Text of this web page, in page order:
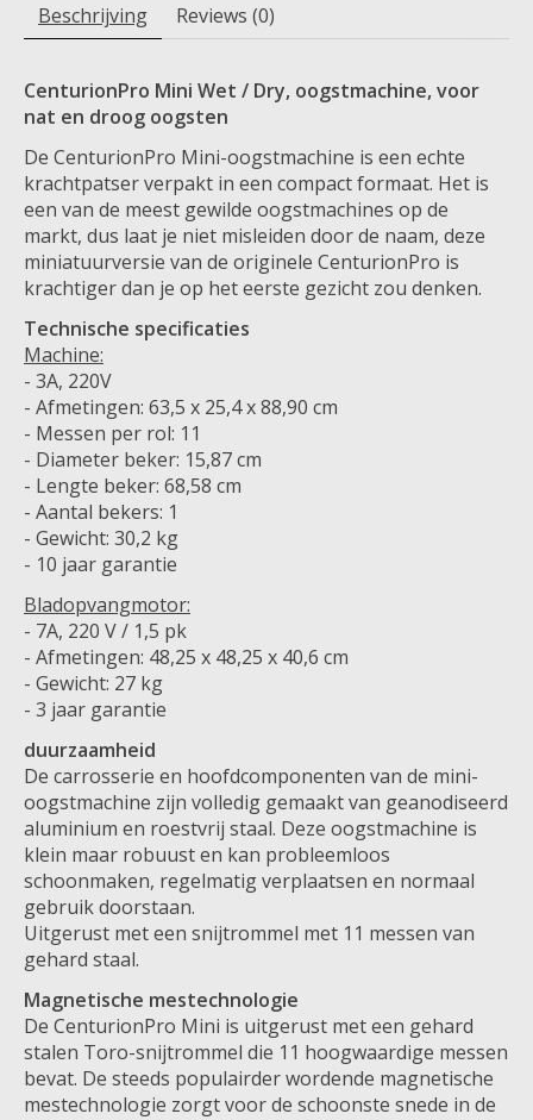
Beschrijving Reviews (0)
CenturionPro Mini Wet / Dry, oogstmachine, voor
nat en droog oogsten
De CenturionPro Mini-oogstmachine is een echte
krachtpatser verpakt in een compact formaat. Het is
een van de meest gewilde oogstmachines op de
markt, dus laat je niet misleiden door de naam, deze
miniatuurversie van de originele CenturionPro is
krachtiger dan je op het eerste gezicht zou denken.
Technische specificaties
Machine:
- 3A, 220V
- Afmetingen: 63,5 x 25,4 x 88,90 cm
- Messen per rol: 11
- Diameter beker: 15,87 cm
- Lengte beker: 68,58 cm
- Aantal bekers: 1
- Gewicht: 30,2 kg
- 10 jaar garantie
Bladopvangmotor:
- 7A, 220 V / 1,5 pk
- Afmetingen: 48,25 x 48,25 x 40,6 cm
- Gewicht: 27 kg
- 3 jaar garantie
duurzaamheid
De carrosserie en hoofdcomponenten van de mini-
oogstmachine zijn volledig gemaakt van geanodiseerd
aluminium en roestvrij staal. Deze oogstmachine is
klein maar robuust en kan probleemloos
schoonmaken, regelmatig verplaatsen en normaal
gebruik doorstaan.
Uitgerust met een snijtrommel met 11 messen van
gehard staal.
Magnetische mestechnologie
De CenturionPro Mini is uitgerust met een gehard
stalen Toro-snijtrommel die 11 hoogwaardige messen
bevat. De steeds populairder wordende magnetische
mestechnologie zorgt voor de schoonste snede in de